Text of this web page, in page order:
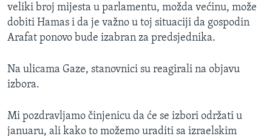
veliki broj mijesta u parlamentu, možda većinu, može
dobiti Hamas i da je važno u toj situaciji da gospodin
Arafat ponovo bude izabran za predsjednika.
Na ulicama Gaze, stanovnici su reagirali na objavu
izbora.
Mi pozdravljamo činjenicu da će se izbori održati u
januaru, ali kako to možemo uraditi sa izraelskim